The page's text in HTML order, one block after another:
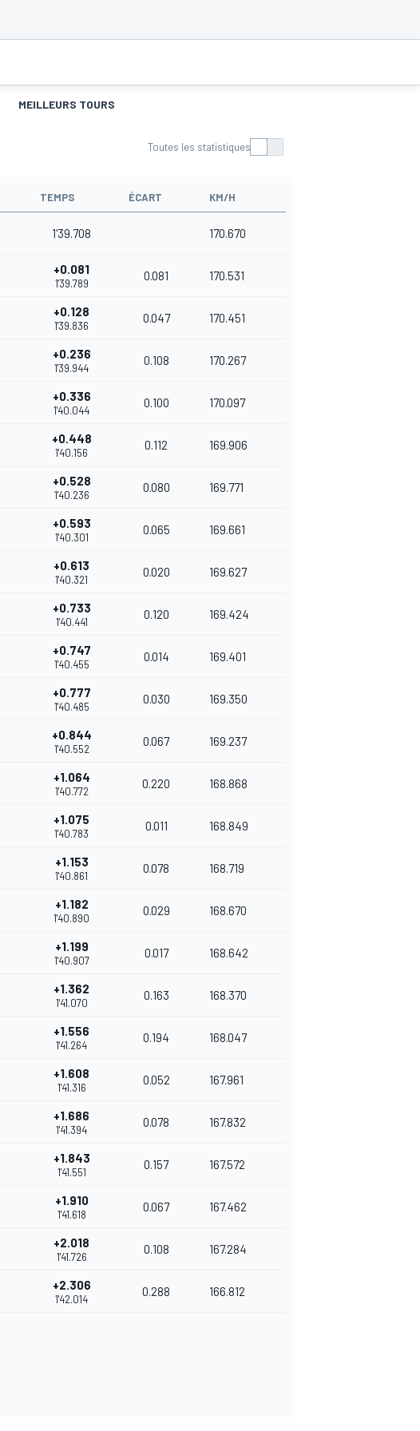
MEILLEURS TOURS
Toutes les statistiques
TEMPS ÉCART KM/H
1'39.708 170.670
+0.081
1'39.789
0.081 170.531
+0.128
1'39.836
0.047 170.451
+0.236
1'39.944
0.108 170.267
+0.336
1'40.044
0.100 170.097
+0.448
1'40.156
0.112 169.906
+0.528
1'40.236
0.080 169.771
+0.593
1'40.301
0.065 169.661
+0.613
1'40.321
0.020 169.627
+0.733
1'40.441
0.120 169.424
+0.747
1'40.455
0.014 169.401
+0.777
1'40.485
0.030 169.350
+0.844
1'40.552
0.067 169.237
+1.064
1'40.772
0.220 168.868
+1.075
1'40.783
0.011 168.849
+1.153
1'40.861
0.078 168.719
+1.182
1'40.890
0.029 168.670
+1.199
1'40.907
0.017 168.642
+1.362
1'41.070
0.163 168.370
+1.556
1'41.264
0.194 168.047
+1.608
1'41.316
0.052 167.961
+1.686
1'41.394
0.078 167.832
+1.843
1'41.551
0.157 167.572
+1.910
1'41.618
0.067 167.462
+2.018
1'41.726
0.108 167.284
+2.306
1'42.014
0.288 166.812